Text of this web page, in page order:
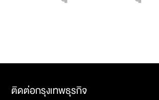
ติดต่อกรุงเทพธุรกิจ